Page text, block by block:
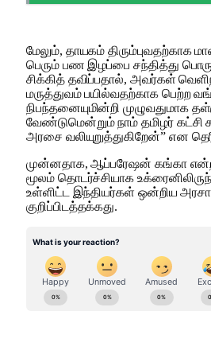
மேலும், தாயகம் திரும்புவதற்காக
பெரும் பண இழப்பை சந்தித்து
சிக்கித் தவிப்பதால், அவர்கள்
மருத்துவம் பயில்வதற்காக பெற்ற
நிபந்தனையுமின்றி முழுவதுமாக
வேண்டுமென்றும் நாம் தமிழர் கட்சி
அரசை வலியுறுத்துகிறேன்” என
முன்னதாக, ஆப்பரேஷன் கங்கா
மூலம் தொடர்ச்சியாக
உள்ளிட்ட இந்தியர்கள் ஒன்றிய
குறிப்பிடத்தக்கது.